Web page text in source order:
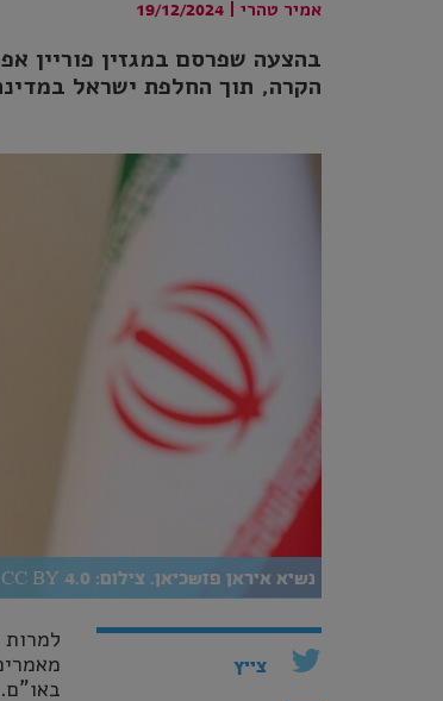
אמיר טהרי 19/12/2024
בהצעה שפרסם במגזין פוריין
הקרה, תוך החלפת ישראל
נשיא איראן פזשכיאן. צילום: Khamenei.ir, CC BY 4.0
צייץ
באו"ם.